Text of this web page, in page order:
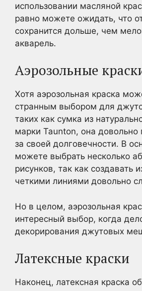
использовании масляной
равно можете ожидать, что
сохранится дольше, чем
акварель.
Аэрозольные
Хотя аэрозольная краска
странным выбором для
таких как сумка из
марки Taunton, она довольно
за своей долговечности. В
можете выбрать несколько
рисунков, так как создавать
четкими линиями довольно
Но в целом, аэрозольная
интересный выбор, когда
декорирования джутовых
Латексные краски
Наконец, латексная краска